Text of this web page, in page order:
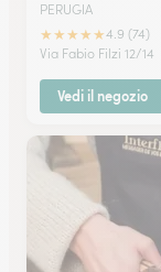
PERUGIA
★★★★★4.9 (74)
Via Fabio Filzi 12/14
Vedi il negozio